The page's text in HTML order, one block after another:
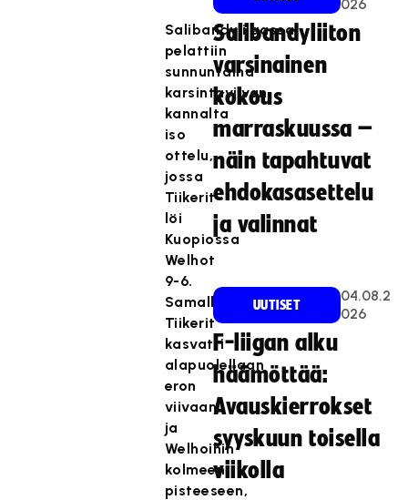
Salibandyliigassa
pelattiin
sunnuntaina
karsintaviivan
kannalta
iso
ottelu,
jossa
Tiikerit
löi
Kuopiossa
Welhot
9-6.
Samalla
Tiikerit
kasvatti
alapuolellaan
eron
viivaan
ja
Welhoihin
kolmeen
pisteeseen,
026
Salibandyliiton
varsinainen
kokous
marraskuussa –
näin tapahtuvat
ehdokasasettelu
ja valinnat
UUTISET
04.08.2
026
F-liigan alku
häämöttää:
Avauskierrokset
syyskuun toisella
viikolla